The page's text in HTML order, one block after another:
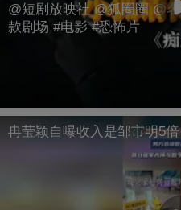
@短剧放映社 @狐圈圈 @
款剧场 #电影 #恐怖片
冉莹颖自曝收入是邹市明5